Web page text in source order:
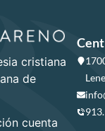
cristiana
de
cuenta